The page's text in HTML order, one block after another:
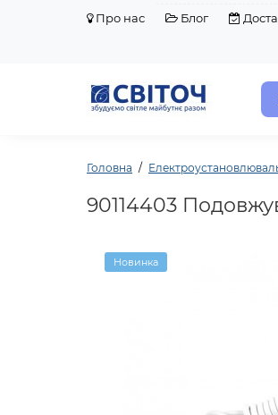
Про нас Блог
Головна
90114403
Новинка